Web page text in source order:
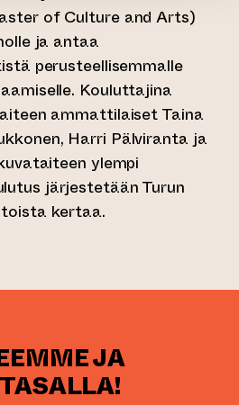
of Culture and Arts)
ja antaa
perusteellisemmalle
Kouluttajina
ammattilaiset Taina
Harri Pälviranta ja
ylempi
järjestetään Turun
kertaa.
JA